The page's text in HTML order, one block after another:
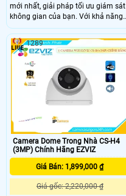
mới nhất, giải pháp tối ưu giám sát
không gian của bạn. Với khả năng
xoay vòng, máy ảnh thông minh
này theo dõi hiệu quả mỗi không
gian của ngôi nhà dọc theo các
tuyến tuần tra độc đáo. Với một nút
vật lý sáng tạo, CS-CP1-R105-
1L2WF đảm bảo kết nối liên tục và
đáng tin cậy giữa bạn và gia đình
Camera Dome Trong Nhà CS-H4
(3MP) Chính Hãng EZVIZ
Giá Bán: 1,899,000 ₫
Giá gốc: 2,220,000 ₫
1289